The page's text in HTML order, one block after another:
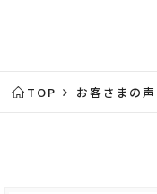
TOP お客さまの声